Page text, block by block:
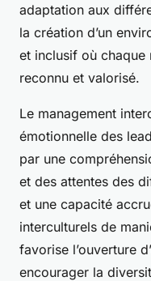
adaptation aux
la création d’un
et inclusif où chaque
reconnu et valorisé.
Le management
émotionnelle des
par une
et des attentes des
et une capacité
interculturels de
favorise l’ouverture
encourager la